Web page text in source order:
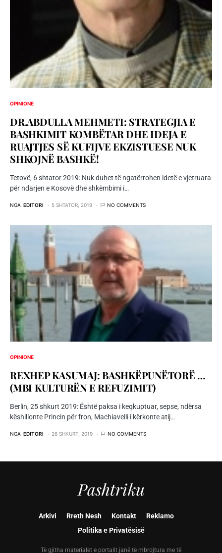
OPINIONE
DR.ABDULLA MEHMETI: STRATEGJIA E
BASHKIMIT KOMBËTAR DHE IDEJA E
RUAJTJES SË KUFIJVE EKZISTUESE NUK
SHKOJNË BASHKË!
Tetovë, 6 shtator 2019: Nuk duhet të ngatërrohen idetë e vjetruara
për ndarjen e Kosovë dhe shkëmbimi i…
NGA EDITORI 5 SHTATOR, 2019 NO COMMENTS
OPINIONE
REXHEP KASUMAJ: BASHKËPUNËTORË …
(MBI KULTURËN E REFUZIMIT)
Berlin, 25 shkurt 2019: Është paksa i keqkuptuar, sepse, ndërsa
këshillonte Princin për fron, Machiavelli i kërkonte atij…
NGA EDITORI 26 SHKURT, 2019 NO COMMENTS
Pashtriku
Arkivi Rreth Nesh Kontakt
Reklamo
Politika e Privatësisë
Të gjitha materialet e portalit janë të mbrojtura me të